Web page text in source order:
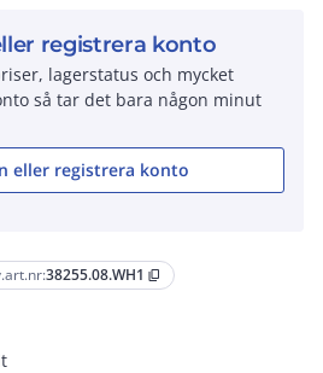
38255.08.WH1 content_copy
registrera konto
lagerstatus och mycket
så tar det bara någon minut
eller registrera konto